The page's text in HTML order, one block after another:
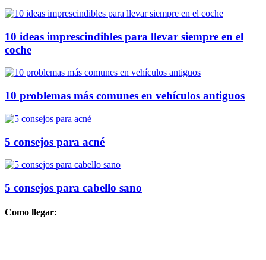
10 ideas imprescindibles para llevar siempre en el
coche
10 problemas más comunes en vehículos antiguos
5 consejos para acné
5 consejos para cabello sano
Como llegar: